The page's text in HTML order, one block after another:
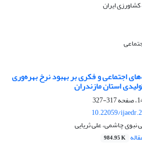
اجتماعی و فکری بر بهبود نرخ بهره‌وری
استان مازندران
317-327
10.22059/
نبوی چاشمی، علی ثریایی
984.95 K